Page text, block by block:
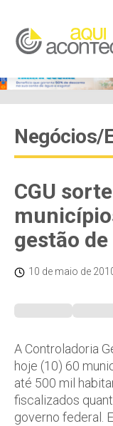
Negócios/
CGU
gestão
10 de maio de
A Controladoria
hoje (10) 60
até 500 mil
fiscalizados
governo federal.